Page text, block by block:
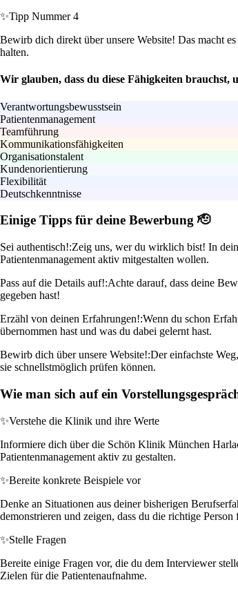
✨Tipp Nummer 4
Bewirb dich direkt über unsere Website! Das macht
halten.
Wir glauben, dass du diese Fähigkeiten
Verantwortungsbewusstsein
Patientenmanagement
Teamführung
Kommunikationsfähigkeiten
Organisationstalent
Kundenorientierung
Flexibilität
Deutschkenntnisse
Einige Tipps für deine Bewerbung 🫡
Sei authentisch!:Zeig uns, wer du wirklich bist! In
Patientenmanagement aktiv mitgestalten wollen.
Pass auf die Details auf!:Achte darauf, dass deine
gegeben hast!
Erzähl von deinen Erfahrungen!:Wenn du schon
übernommen hast und was du dabei gelernt hast.
Bewirb dich über unsere Website!:Der einfachste
sie schnellstmöglich prüfen können.
Wie man sich auf ein
✨Verstehe die Klinik und ihre Werte
Informiere dich über die Schön Klinik München
Patientenmanagement aktiv zu gestalten.
✨Bereite konkrete Beispiele vor
Denke an Situationen aus deiner bisherigen
demonstrieren und zeigen, dass du die richtige
✨Stelle Fragen
Bereite einige Fragen vor, die du dem Interviewer
Zielen für die Patientenaufnahme.